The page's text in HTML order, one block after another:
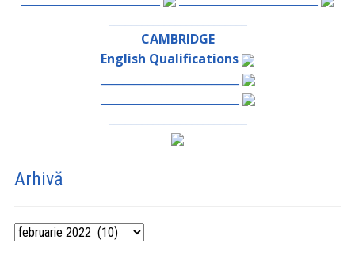
CAMBRIDGE
English Qualifications
Arhivă
Arhivă